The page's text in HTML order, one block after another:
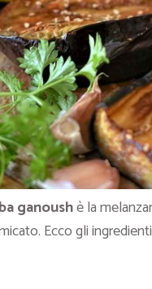
ganoushè la
Ecco gli